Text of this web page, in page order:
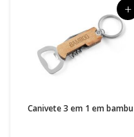
+
Canivete 3 em 1 em bambu